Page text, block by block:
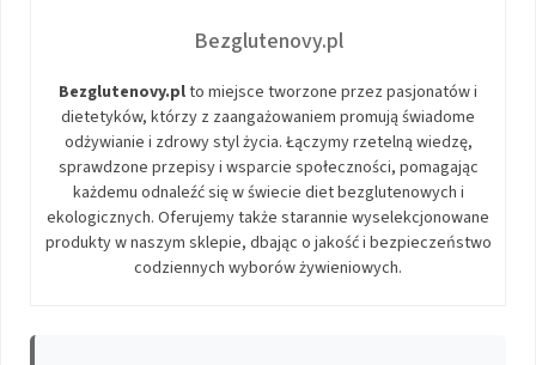
Bezglutenovy.pl
Bezglutenovy.plto miejsce tworzone przez pasjonatów i
dietetyków, którzy z zaangażowaniem promują świadome
odżywianie i zdrowy styl życia. Łączymy rzetelną wiedzę,
sprawdzone przepisy i wsparcie społeczności, pomagając
każdemu odnaleźć się w świecie diet bezglutenowych i
ekologicznych. Oferujemy także starannie wyselekcjonowane
produkty w naszym sklepie, dbając o jakość i bezpieczeństwo
codziennych wyborów żywieniowych.